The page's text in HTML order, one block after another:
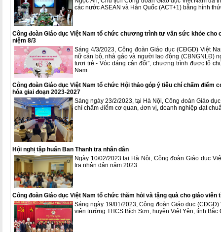
các nước ASEAN và Hàn Quốc (ACT+1) bằng hình
Công đoàn Giáo dục Việt Nam tổ chức chương trình tư vấn sức khỏe cho
niệm 8/3
Sáng 4/3/2023, Công đoàn Giáo dục (CĐGD) Việt
nữ cán bộ, nhà gáo và người lao động (CBNGNLĐ)
tươi trẻ - Vóc dáng cân đối”, chương trình được tổ
Nam.
Công đoàn Giáo dục Việt Nam tổ chức Hội thảo góp ý tiêu chí chấm điểm
hóa giai đoạn 2023-2027
Sáng ngày 23/2/2023, tại Hà Nội, Công đoàn Giáo
chí chấm điểm cơ quan, đơn vị, doanh nghiệp đạt
Hội nghị tập huấn Ban Thanh tra nhân dân
Ngày 10/02/2023 tại Hà Nội, Công đoàn Giáo dục
tra nhân dân năm 2023
Công đoàn Giáo dục Việt Nam tổ chức thăm hỏi và tặng quà cho giáo viên
Sáng ngày 19/01/2023, Công đoàn Giáo dục
viên trường THCS Bích Sơn, huyện Việt Yên, tỉnh Bắc